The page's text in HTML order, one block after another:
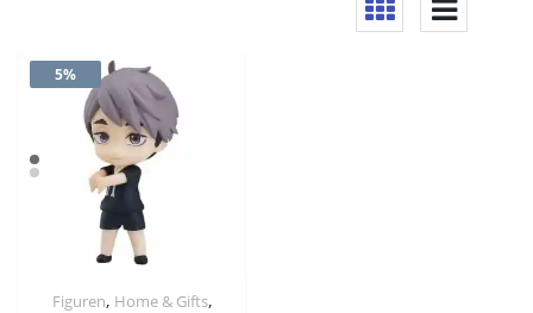
5%
Figuren, Home & Gifts,